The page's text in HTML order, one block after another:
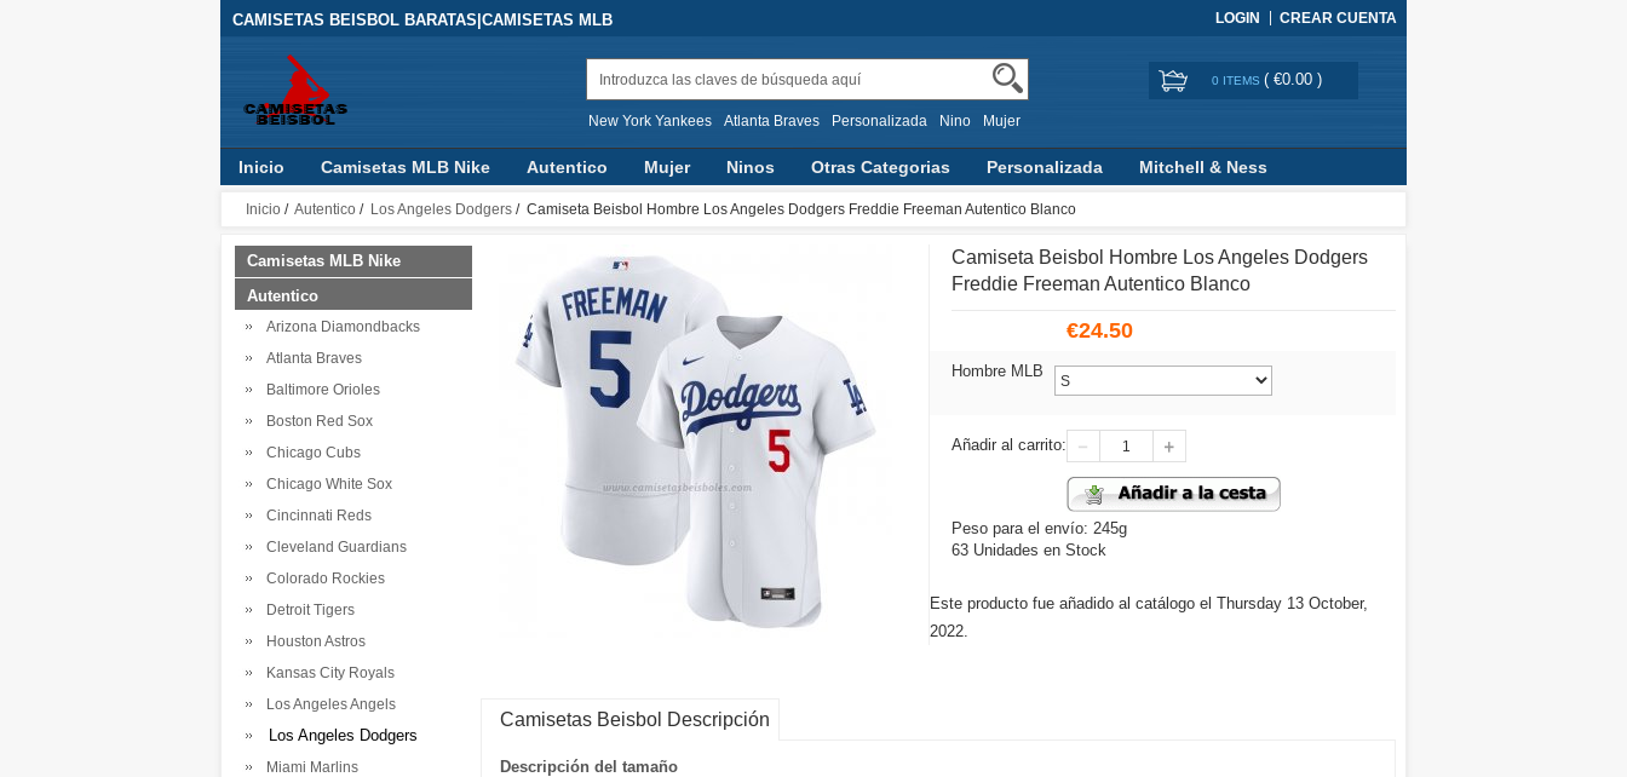
CAMISETAS BEISBOL BARATAS|CAMISETAS MLB LOGIN CREAR CUENTA
New York Yankees Atlanta Braves Personalizada Nino Mujer
0 ITEMS ( €0.00 )
Inicio Camisetas MLB Nike Autentico Mujer Ninos Otras Categorias Personalizada Mitchell & Ness
Inicio / Autentico / Los Angeles Dodgers / Camiseta Beisbol Hombre Los Angeles Dodgers Freddie Freeman Autentico Blanco
Camisetas MLB Nike
Autentico
Arizona Diamondbacks
Atlanta Braves
Baltimore Orioles
Boston Red Sox
Chicago Cubs
Chicago White Sox
Cincinnati Reds
Cleveland Guardians
Colorado Rockies
Detroit Tigers
Houston Astros
Kansas City Royals
Los Angeles Angels
Los Angeles Dodgers
Miami Marlins
Camiseta Beisbol Hombre Los Angeles Dodgers
Freddie Freeman Autentico Blanco
€24.50
Hombre MLB
Añadir al carrito:
Peso para el envío: 245g
63 Unidades en Stock
Este producto fue añadido al catálogo el Thursday 13 October,
2022.
Camisetas Beisbol Descripción
Descripción del tamaño